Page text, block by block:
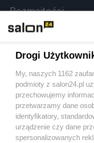
Rozmaitości
Sport
Społeczeństwo
Kultura
Drogi
My, naszych 1162
podmioty z salon24.pl
przechowujemy
przetwarzamy dane
identyfikatory,
urządzenie czy dane
spersonalizowanych